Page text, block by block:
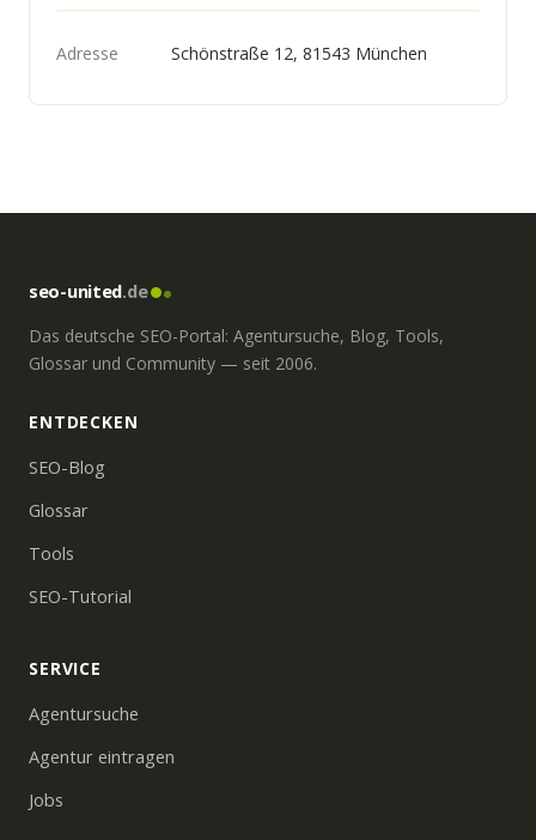
Adresse Schönstraße 12, 81543 München
seo-united.de
Das deutsche SEO-Portal: Agentursuche, Blog, Tools,
Glossar und Community — seit 2006.
ENTDECKEN
SEO-Blog
Glossar
Tools
SEO-Tutorial
SERVICE
Agentursuche
Agentur eintragen
Jobs